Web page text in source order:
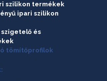
szilikon termékek
ipari szilikon
és
tömítőprofilok